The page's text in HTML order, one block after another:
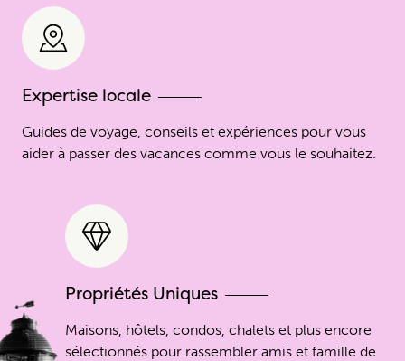
Expertise locale
Guides de voyage, conseils et expériences pour vous
aider à passer des vacances comme vous le souhaitez.
Propriétés Uniques
Maisons, hôtels, condos, chalets et plus encore
sélectionnés pour rassembler amis et famille de